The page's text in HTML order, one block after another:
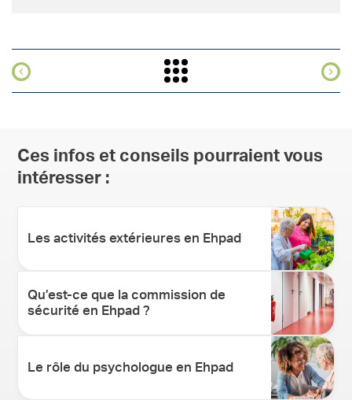
Ces infos et conseils pourraient vous
intéresser :
Les activités extérieures en Ehpad
Qu’est-ce que la commission de
sécurité en Ehpad ?
Le rôle du psychologue en Ehpad